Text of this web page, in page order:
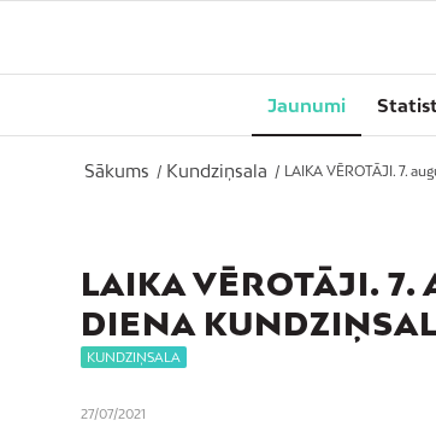
Jaunumi
Sākums / Kundziņsala / LAIKA VĒROTĀJI. 7.
LAIKA VĒROTĀJI. 7.
DIENA
KUNDZIŅSALA
27/07/2021